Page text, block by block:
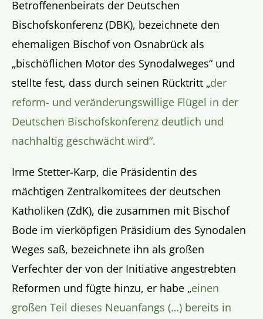
Betroffenenbeirats der Deutschen
Bischofskonferenz (DBK), bezeichnete den
ehemaligen Bischof von Osnabrück als
„bischöflichen Motor des Synodalweges“ und
stellte fest, dass durch seinen Rücktritt „der
reform- und veränderungswillige Flügel in der
Deutschen Bischofskonferenz deutlich und
nachhaltig geschwächt wird“.
Irme Stetter-Karp, die Präsidentin des
mächtigen Zentralkomitees der deutschen
Katholiken (ZdK), die zusammen mit Bischof
Bode im vierköpfigen Präsidium des Synodalen
Weges saß, bezeichnete ihn als großen
Verfechter der von der Initiative angestrebten
Reformen und fügte hinzu, er habe „einen
großen Teil dieses Neuanfangs (…) bereits in